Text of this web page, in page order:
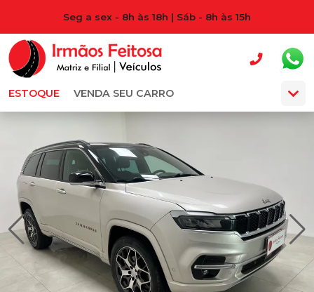
Seg a sex - 8h às 18h | Sáb - 8h às 15h
ESTOQUE VENDA SEU CARRO